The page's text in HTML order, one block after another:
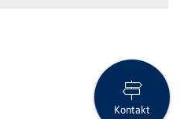
Kontakt